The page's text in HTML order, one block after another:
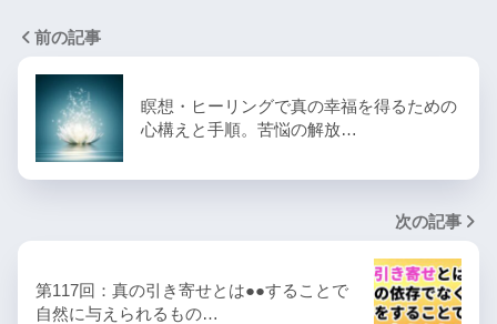
前の記事
瞑想・ヒーリングで真の幸福を得るための
心構えと手順。苦悩の解放…
次の記事
第117回：真の引き寄せとは●●することで
自然に与えられるもの…